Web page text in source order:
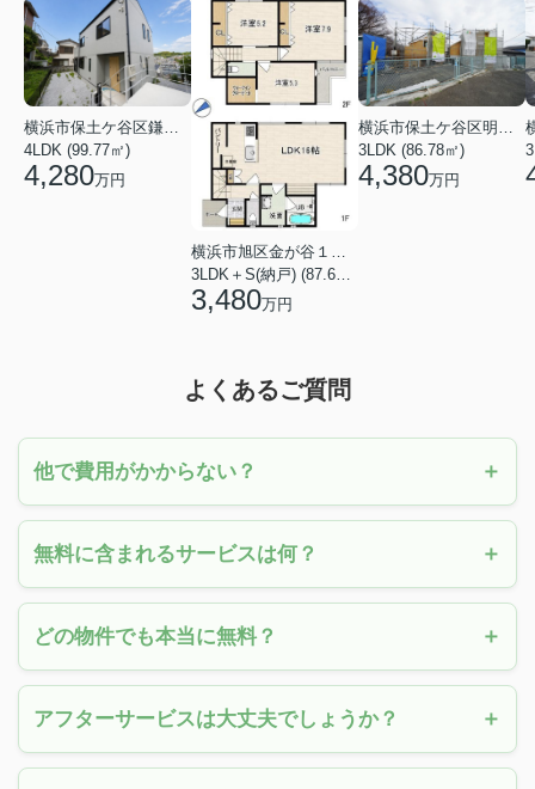
横浜市保土ケ谷区鎌谷町
4LDK (99.77㎡)
4,280万円
横浜市旭区金が谷１丁目
3LDK＋S(納戸) (87.61㎡)
3,480万円
横浜市保土ケ谷区明神台
3LDK (86.78㎡)
4,380万円
よくあるご質問
他で費用がかからない？
無料に含まれるサービスは何？
どの物件でも本当に無料？
アフターサービスは大丈夫でしょうか？